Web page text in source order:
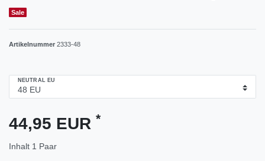
Sale
Artikelnummer 2333-48
NEUTRAL EU
44,95 EUR *
Inhalt 1 Paar